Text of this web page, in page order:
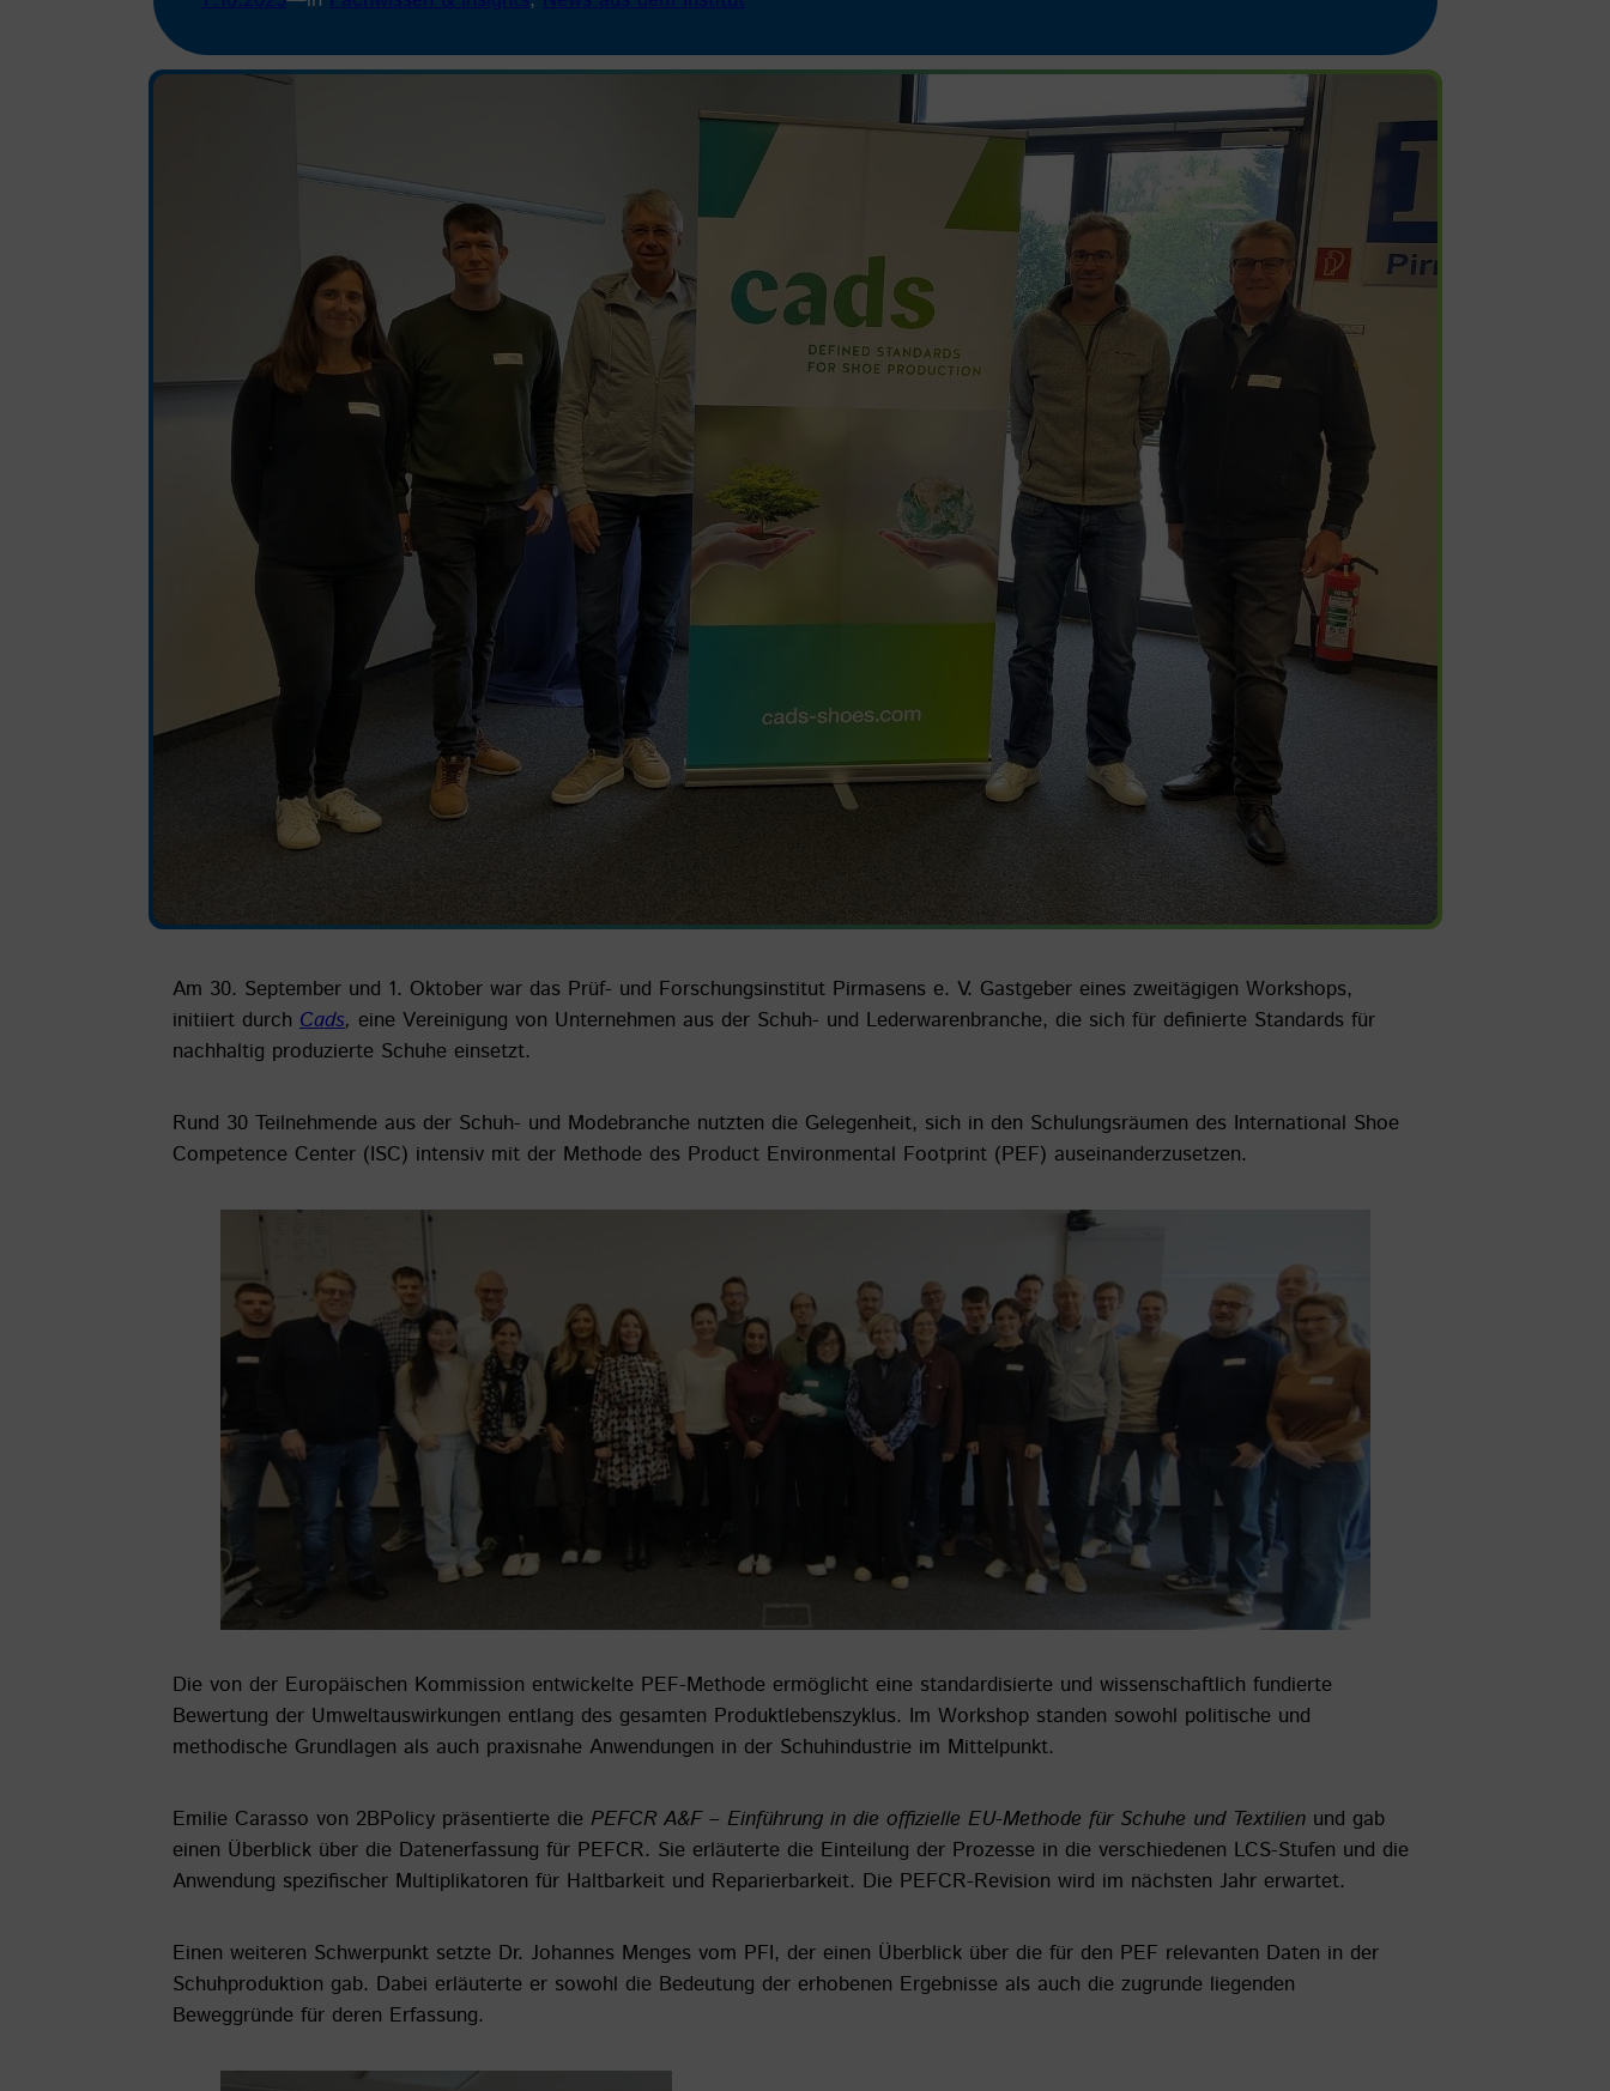
Am 30. September und 1. Oktober war das Prüf- und Forschungsinstitut Pirmasens e. V. Gastgeber eines zweitägigen Workshops,
initiiert durch Cads, eine Vereinigung von Unternehmen aus der Schuh- und Lederwarenbranche, die sich für definierte Standards für
nachhaltig produzierte Schuhe einsetzt.
Rund 30 Teilnehmende aus der Schuh- und Modebranche nutzten die Gelegenheit, sich in den Schulungsräumen des International Shoe
Competence Center (ISC) intensiv mit der Methode des Product Environmental Footprint (PEF) auseinanderzusetzen.
Die von der Europäischen Kommission entwickelte PEF-Methode ermöglicht eine standardisierte und wissenschaftlich fundierte
Bewertung der Umweltauswirkungen entlang des gesamten Produktlebenszyklus. Im Workshop standen sowohl politische und
methodische Grundlagen als auch praxisnahe Anwendungen in der Schuhindustrie im Mittelpunkt.
Emilie Carasso von 2BPolicy präsentierte die PEFCR A&F – Einführung in die offizielle EU-Methode für Schuhe und Textilien und gab
einen Überblick über die Datenerfassung für PEFCR. Sie erläuterte die Einteilung der Prozesse in die verschiedenen LCS-Stufen und die
Anwendung spezifischer Multiplikatoren für Haltbarkeit und Reparierbarkeit. Die PEFCR-Revision wird im nächsten Jahr erwartet.
Einen weiteren Schwerpunkt setzte Dr. Johannes Menges vom PFI, der einen Überblick über die für den PEF relevanten Daten in der
Schuhproduktion gab. Dabei erläuterte er sowohl die Bedeutung der erhobenen Ergebnisse als auch die zugrunde liegenden
Beweggründe für deren Erfassung.